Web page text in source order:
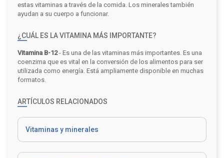
estas vitaminas a través de la comida. Los minerales también
ayudan a su cuerpo a funcionar.
¿CUÁL ES LA VITAMINA MÁS IMPORTANTE?
Vitamina B-12- Es una de las vitaminas más importantes. Es una
coenzima que es vital en la conversión de los alimentos para ser
utilizada como energía. Está ampliamente disponible en muchas
formatos.
ARTÍCULOS RELACIONADOS
Vitaminas y minerales